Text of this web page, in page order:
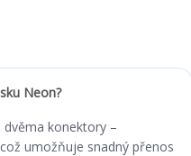
Neon?
dvěma konektory –
umožňuje snadný přenos